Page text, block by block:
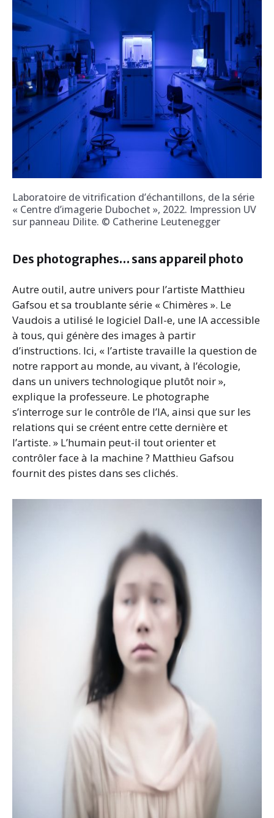
Laboratoire de vitrification d’échantillons, de la série
« Centre d’imagerie Dubochet », 2022. Impression UV
sur panneau Dilite. © Catherine Leutenegger
Des photographes… sans appareil photo
Autre outil, autre univers pour l’artiste Matthieu
Gafsou et sa troublante série « Chimères ». Le
Vaudois a utilisé le logiciel Dall-e, une IA accessible
à tous, qui génère des images à partir
d’instructions. Ici, « l’artiste travaille la question de
notre rapport au monde, au vivant, à l’écologie,
dans un univers technologique plutôt noir »,
explique la professeure. Le photographe
s’interroge sur le contrôle de l’IA, ainsi que sur les
relations qui se créent entre cette dernière et
l’artiste. » L’humain peut-il tout orienter et
contrôler face à la machine ? Matthieu Gafsou
fournit des pistes dans ses clichés.